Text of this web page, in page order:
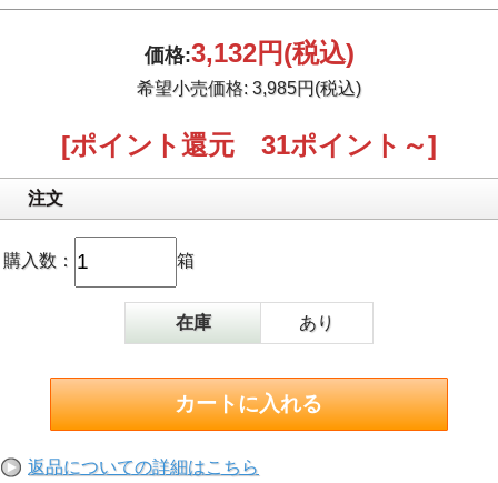
価格:3,132円(税込)
希望小売価格: 3,985円(税込)
[ポイント還元 31ポイント～]
注文
購入数： 箱
在庫 あり
返品についての詳細はこちら